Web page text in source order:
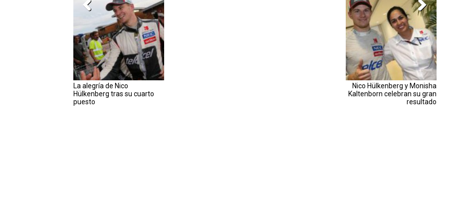
La alegría de Nico
Hülkenberg tras su cuarto
puesto
Nico Hülkenberg y Monisha
Kaltenborn celebran su gran
resultado